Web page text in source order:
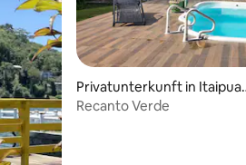
Bewertungen
Privatunterkunft in
u
Recanto Verde